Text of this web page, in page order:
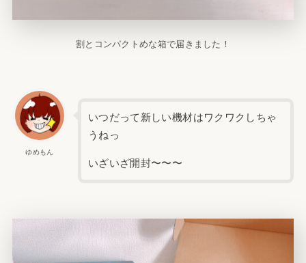
割とコンパクトめな箱で届きました！
ゆめもん
いつだって新しい機材はワクワクしちゃ
うねっ
いざいざ開封〜〜〜